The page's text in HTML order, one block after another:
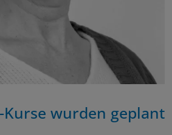
Kurse wurden geplant